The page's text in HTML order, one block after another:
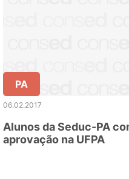
PA
06.02.2017
Alunos da Seduc-PA
aprovação na UFPA